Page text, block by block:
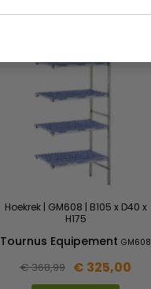
Hoekrek | GM608 | B105 x D40 x
H175
Tournus Equipement GM608
€ 368,99
€ 325,00